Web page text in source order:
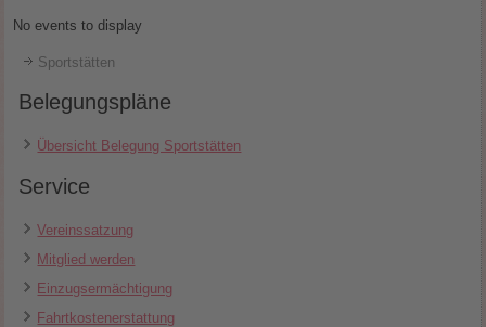
No events to display
Sportstätten
Belegungspläne
Übersicht Belegung Sportstätten
Service
Vereinssatzung
Mitglied werden
Einzugsermächtigung
Fahrtkostenerstattung